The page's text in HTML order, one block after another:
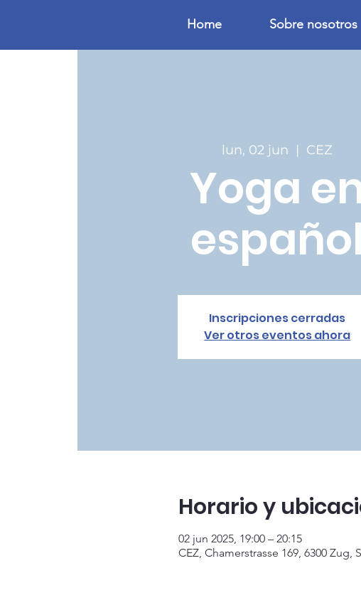
Home Sobre nosotros
lun, 02 jun
  |
CEZ
Yoga
español
Inscripciones cerradas
Ver otros eventos ahora
Horario y
02 jun 2025, 19:00 – 20:15
CEZ, Chamerstrasse 169, 6300 Zug,